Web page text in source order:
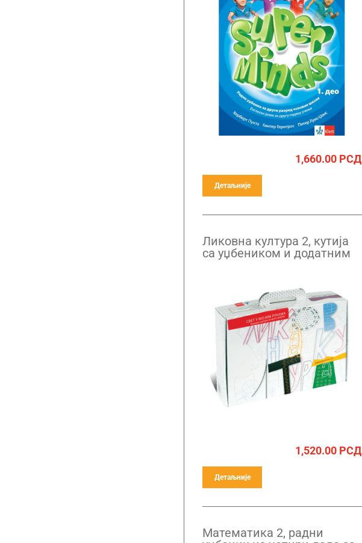
1,660.00РСД
Детаљније
Ликовна култура 2, кутија
са уџбеником и додатним
1,520.00РСД
Детаљније
Математика 2, радни